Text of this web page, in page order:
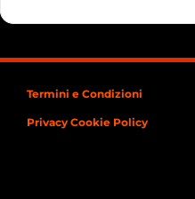
Termini e Condizioni
Privacy Cookie Policy